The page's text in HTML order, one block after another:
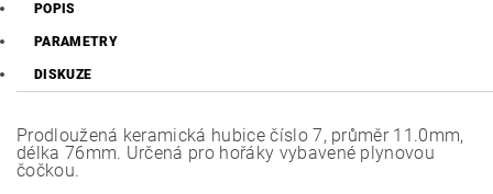
POPIS
PARAMETRY
DISKUZE
Prodloužená keramická hubice číslo 7, průměr 11.0mm,
délka 76mm. Určená pro hořáky vybavené plynovou
čočkou.